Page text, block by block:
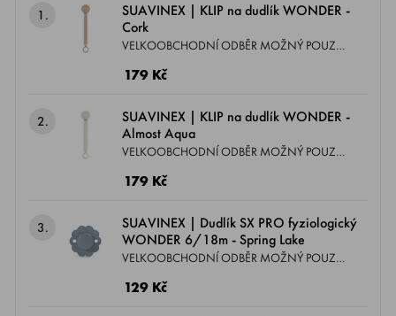
1.
SUAVINEX | KLIP na dudlík WONDER -
Cork
VELKOOBCHODNÍ ODBĚR MOŽNÝ POUZE
DLE PODMÍNEK ZASLANÝCH EMAILEM.
a barevnost v jednom. Klip se silikonovou
hlavou, plochým páskem a silikonovým
připnout.
179 Kč
2.
SUAVINEX | KLIP na dudlík WONDER -
Almost Aqua
VELKOOBCHODNÍ ODBĚR MOŽNÝ POUZE
DLE PODMÍNEK ZASLANÝCH EMAILEM.
a barevnost v jednom. Klip se silikonovou
hlavou, plochým páskem a silikonovým
připnout.
179 Kč
3.
SUAVINEX | Dudlík SX PRO fyziologický
WONDER 6/18m - Spring Lake
VELKOOBCHODNÍ ODBĚR MOŽNÝ POUZE
DLE PODMÍNEK ZASLANÝCH EMAILEM.
129 Kč